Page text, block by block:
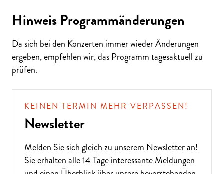
Hinweis Programmänderungen
Da sich bei den Konzerten immer wieder Änderungen
ergeben, empfehlen wir, das Programm tagesaktuell zu
prüfen.
KEINEN TERMIN MEHR VERPASSEN!
Newsletter
Melden Sie sich gleich zu unserem Newsletteran!
Sie erhalten alle 14 Tage interessante Meldungen